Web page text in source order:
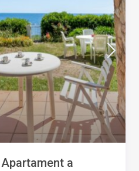
Apartament a